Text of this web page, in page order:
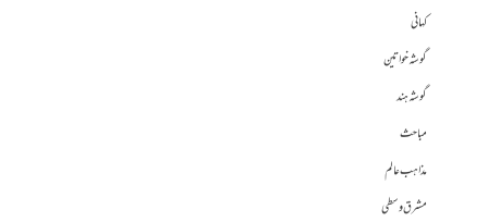
کہانی
گوشہ خواتین
گوشہ ہند
مباحث
مذاہب عالم
مشرق وسطی